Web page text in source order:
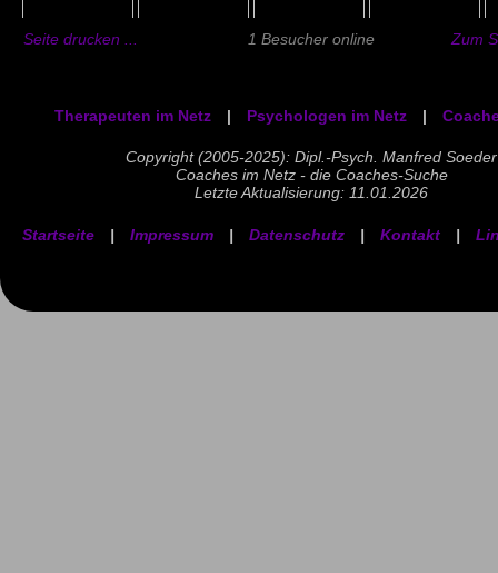
Seite drucken ... 1 Besucher online Zum
Therapeuten im Netz | Psychologen im Netz |
Copyright (2005-2025): Dipl.-Psych. Manfred Soeder
Coaches im Netz - die Coaches-Suche
Letzte Aktualisierung: 11.01.2026
Startseite | Impressum | Datenschutz | Kontakt |